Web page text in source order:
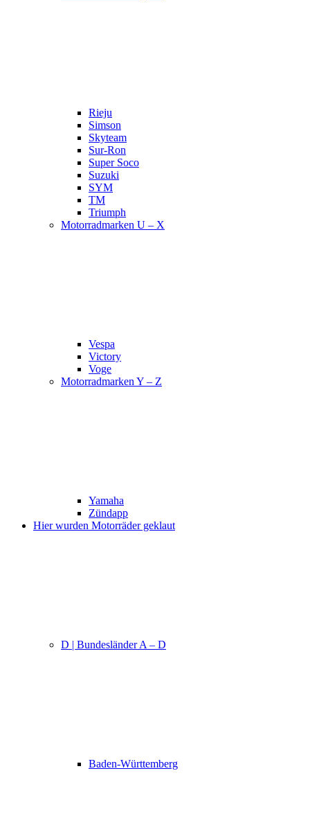
Rieju
Simson
Skyteam
Sur-Ron
Super Soco
Suzuki
SYM
TM
Triumph
Motorradmarken U – X
Vespa
Victory
Voge
Motorradmarken Y – Z
Yamaha
Zündapp
Hier wurden Motorräder geklaut
D | Bundesländer A – D
Baden-Württemberg